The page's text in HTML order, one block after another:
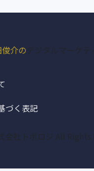
介の デジタルマーケテ
づく表記
会社トポロジ All Rights